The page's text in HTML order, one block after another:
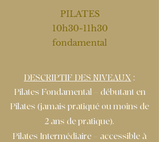
PILATES
10h30-11h30
fondamental
DESCRIPTIF DES NIVEAUX :
Pilates Fondamental = débutant en
Pilates (jamais pratiqué ou moins de
2 ans de pratique).
Pilates Intermédiaire = accessible à